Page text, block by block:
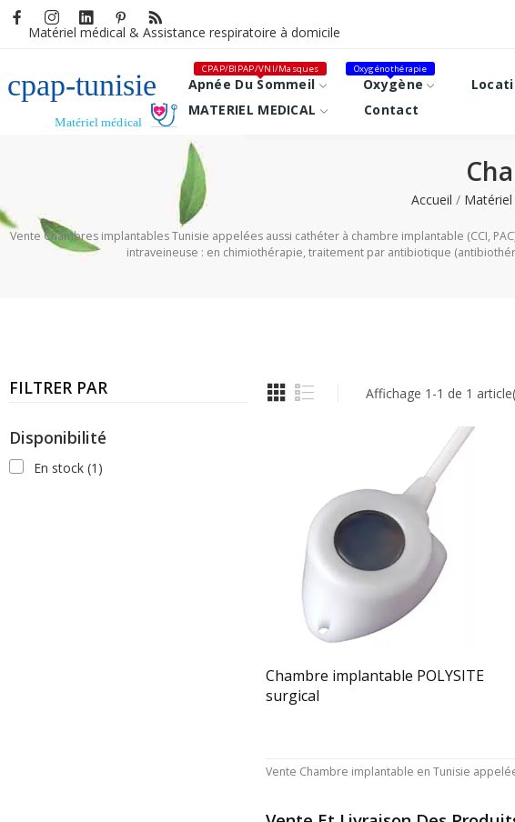
Matériel médical & Assistance respiratoire à domicile
Apnée Du Sommeil
CPAP/BIPAP/VNI/Masques
Oxygène
Oxygénothérapie
MATERIEL MEDICAL
Contact
Accueil
Vente Chambres implantables Tunisie appelées aussi cathéter à chambre implantable (CCI,
intraveineuse : en chimiothérapie, traitement par antibiotique
FILTRER PAR
Disponibilité
En stock (1)
Affichage 1-1 de 1
Chambre implantable POLYSITE
surgical
Vente Chambre implantable en Tunisie